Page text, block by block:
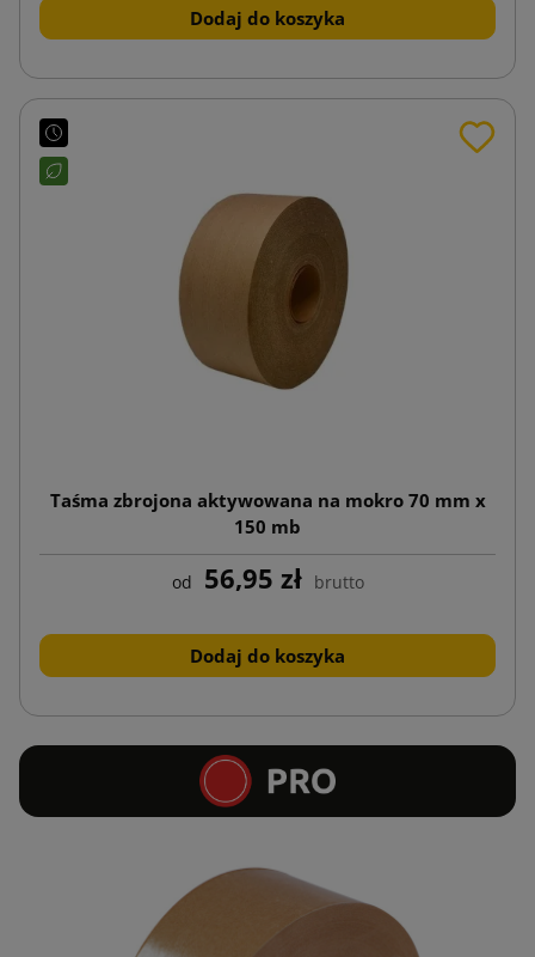
Dodaj do koszyka
Taśma zbrojona aktywowana na mokro 70 mm x
150 mb
od 56,95 zł brutto
Dodaj do koszyka